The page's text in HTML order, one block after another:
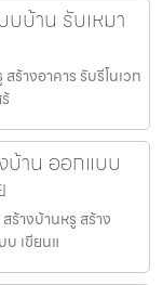
บ้าน รับเหมา
ร้างอาคาร รับรีโนเวท
บ้าน ออกแบบ
ร้างบ้านหรู สร้าง
บ เขียนแ